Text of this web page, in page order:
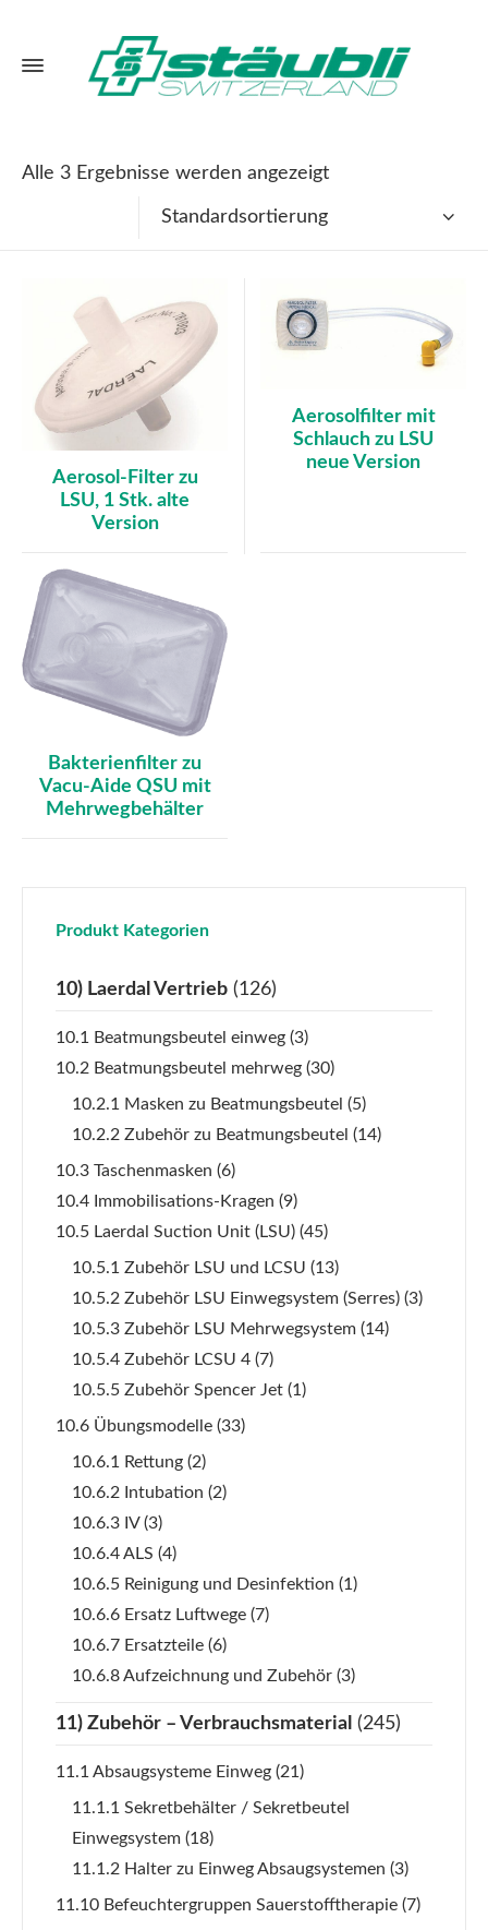
Alle 3 Ergebnisse werden angezeigt
Standardsortierung
Aerosol-Filter zu
LSU, 1 Stk. alte
Version
Aerosolfilter mit
Schlauch zu LSU
neue Version
Bakterienfilter zu
Vacu-Aide QSU mit
Mehrwegbehälter
Produkt Kategorien
10) Laerdal Vertrieb (126)
10.1 Beatmungsbeutel einweg (3)
10.2 Beatmungsbeutel mehrweg (30)
10.2.1 Masken zu Beatmungsbeutel (5)
10.2.2 Zubehör zu Beatmungsbeutel (14)
10.3 Taschenmasken (6)
10.4 Immobilisations-Kragen (9)
10.5 Laerdal Suction Unit (LSU) (45)
10.5.1 Zubehör LSU und LCSU (13)
10.5.2 Zubehör LSU Einwegsystem (Serres) (3)
10.5.3 Zubehör LSU Mehrwegsystem (14)
10.5.4 Zubehör LCSU 4 (7)
10.5.5 Zubehör Spencer Jet (1)
10.6 Übungsmodelle (33)
10.6.1 Rettung (2)
10.6.2 Intubation (2)
10.6.3 IV(3)
10.6.4 ALS (4)
10.6.5 Reinigung und Desinfektion (1)
10.6.6 Ersatz Luftwege (7)
10.6.7 Ersatzteile (6)
10.6.8 Aufzeichnung und Zubehör (3)
11) Zubehör – Verbrauchsmaterial (245)
11.1 Absaugsysteme Einweg (21)
11.1.1 Sekretbehälter / Sekretbeutel
Einwegsystem (18)
11.1.2 Halter zu Einweg Absaugsystemen (3)
11.10 Befeuchtergruppen Sauerstofftherapie (7)